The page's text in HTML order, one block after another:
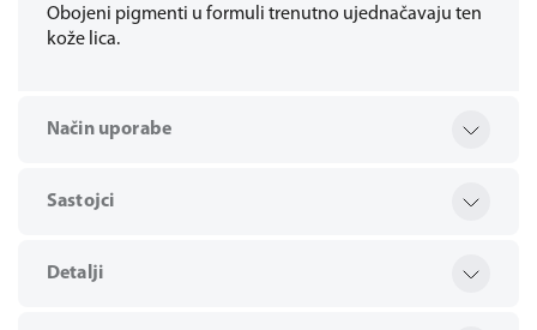
Obojeni pigmenti u formuli trenutno ujednačavaju ten
kože lica.
Način uporabe
Sastojci
Detalji